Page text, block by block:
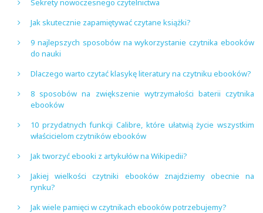
Sekrety nowoczesnego czytelnictwa
Jak skutecznie zapamiętywać czytane książki?
9 najlepszych sposobów na wykorzystanie czytnika ebooków
do nauki
Dlaczego warto czytać klasykę literatury na czytniku ebooków?
8 sposobów na zwiększenie wytrzymałości baterii czytnika
ebooków
10 przydatnych funkcji Calibre, które ułatwią życie wszystkim
właścicielom czytników ebooków
Jak tworzyć ebooki z artykułów na Wikipedii?
Jakiej wielkości czytniki ebooków znajdziemy obecnie na
rynku?
Jak wiele pamięci w czytnikach ebooków potrzebujemy?